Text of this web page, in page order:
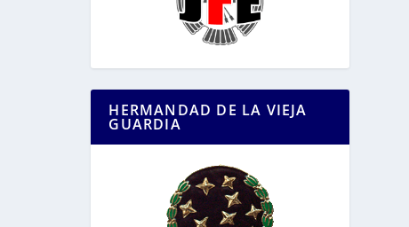
HERMANDAD DE LA VIEJA
GUARDIA